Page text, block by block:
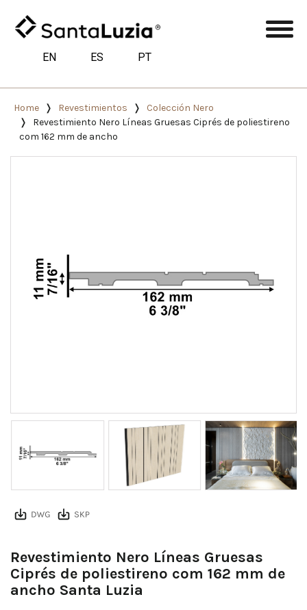
EN ES PT
Home Revestimientos
Colección Nero
Revestimiento Nero Líneas Gruesas Ciprés de poliestireno
com 162 mm de ancho
Revestimiento Nero Líneas Gruesas
Ciprés de poliestireno com 162 mm de
ancho Santa Luzia